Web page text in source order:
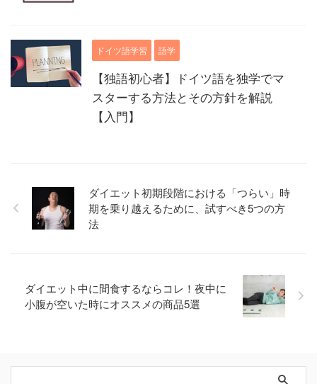
ドイツ語学習 語学
【独語初心者】ドイツ語を独学でマ
スターする方法とその方針を解説
【入門】
ダイエット初期段階における「つらい」時
期を乗り越えるために、試すべき5つの方
法
ダイエット中に間食するならコレ！夜中に
小腹が空いた時にオススメの商品5選